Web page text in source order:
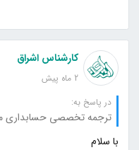
کارشناس اشراق
2 ماه پیش
در پاسخ به:
ترجمه تخصصی حسابداری